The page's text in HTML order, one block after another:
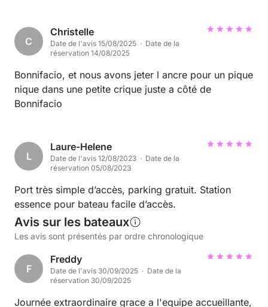
les yeux fermés ! ⭐⭐⭐⭐⭐
C
Christelle
Date de l'avis 15/08/2025 · Date de la
réservation 14/08/2025
Bonnifacio, et nous avons jeter l ancre pour un pique
nique dans une petite crique juste a côté de
Bonnifacio
L
Laure-Helene
Date de l'avis 12/08/2023 · Date de la
réservation 05/08/2023
Port très simple d’accès, parking gratuit. Station
essence pour bateau facile d’accès.
Avis sur les bateaux
Les avis sont présentés par ordre chronologique
F
Freddy
Date de l'avis 30/09/2025 · Date de la
réservation 30/09/2025
Journée extraordinaire grace a l'equipe accueillante,